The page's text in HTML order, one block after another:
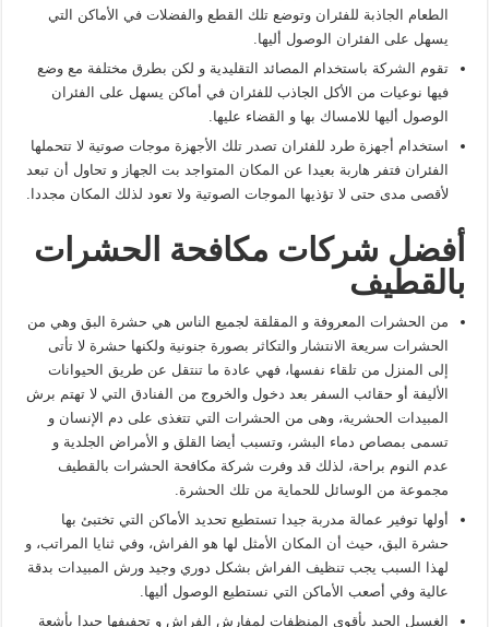
الطعام الجاذبة للفئران وتوضع تلك القطع والفضلات في الأماكن التي
يسهل على الفئران الوصول أليها.
تقوم الشركة باستخدام المصائد التقليدية و لكن بطرق مختلفة مع وضع
فيها نوعيات من الأكل الجاذب للفئران في أماكن يسهل على الفئران
الوصول أليها للامساك بها و القضاء عليها.
استخدام أجهزة طرد للفئران تصدر تلك الأجهزة موجات صوتية لا تتحملها
الفئران فتفر هاربة بعيدا عن المكان المتواجد بت الجهاز و تحاول أن تبعد
لأقصى مدى حتى لا تؤذيها الموجات الصوتية ولا تعود لذلك المكان مجددا.
أفضل شركات مكافحة الحشرات
بالقطيف
من الحشرات المعروفة و المقلقة لجميع الناس هي حشرة البق وهي من
الحشرات سريعة الانتشار والتكاثر بصورة جنونية ولكنها حشرة لا تأتى
إلى المنزل من تلقاء نفسها، فهي عادة ما تنتقل عن طريق الحيوانات
الأليفة أو حقائب السفر بعد دخول والخروج من الفنادق التي لا تهتم برش
المبيدات الحشرية، وهى من الحشرات التي تتغذى على دم الإنسان و
تسمى بمصاص دماء البشر، وتسبب أيضا القلق و الأمراض الجلدية و
عدم النوم براحة، لذلك قد وفرت شركة مكافحة الحشرات بالقطيف
مجموعة من الوسائل للحماية من تلك الحشرة.
أولها توفير عمالة مدربة جيدا تستطيع تحديد الأماكن التي تختبئ بها
حشرة البق، حيث أن المكان الأمثل لها هو الفراش، وفي ثنايا المراتب، و
لهذا السبب يجب تنظيف الفراش بشكل دوري وجيد ورش المبيدات بدقة
عالية وفي أصعب الأماكن التي نستطيع الوصول أليها.
الغسيل الجيد بأقوى المنظفات لمفارش الفراش و تجفيفها جيدا بأشعة